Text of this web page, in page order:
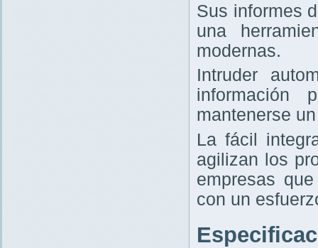
Sus informes
una
modernas.
Intruder
información
mantenerse
La fácil
agilizan los
empresas
con un